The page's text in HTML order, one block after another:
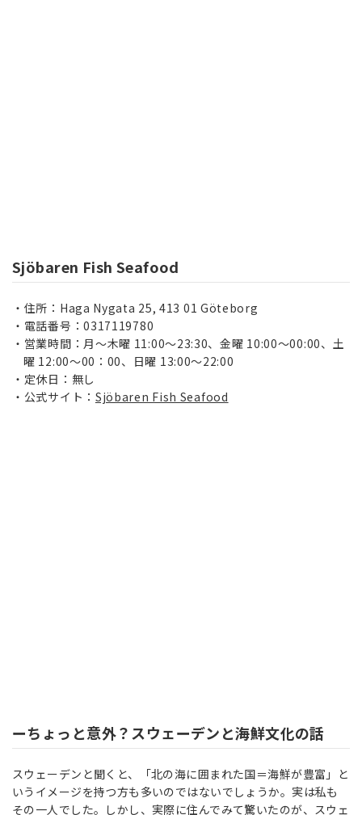
Sjöbaren Fish Seafood
住所：Haga Nygata 25, 413 01 Göteborg
電話番号：0317119780
営業時間：月～木曜 11:00～23:30、金曜 10:00～00:00、土
曜 12:00～00：00、日曜 13:00～22:00
定休日：無し
公式サイト： Sjöbaren Fish Seafood
ーちょっと意外？スウェーデンと海鮮文化の話
スウェーデンと聞くと、「北の海に囲まれた国＝海鮮が豊富」と
いうイメージを持つ方も多いのではないでしょうか。実は私も
その一人でした。しかし、実際に住んでみて驚いたのが、スウェ